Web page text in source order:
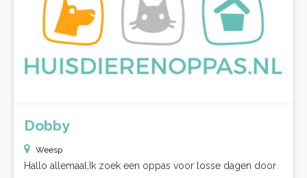
Dobby
Weesp
Hallo allemaal,Ik zoek een oppas voor losse dagen door